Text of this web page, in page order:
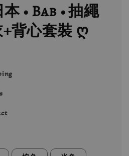
• Bab • 抽繩
背心套裝 ღ